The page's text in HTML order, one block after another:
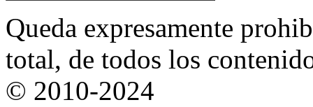
Queda expresamente
total, de todos los
© 2010-2024